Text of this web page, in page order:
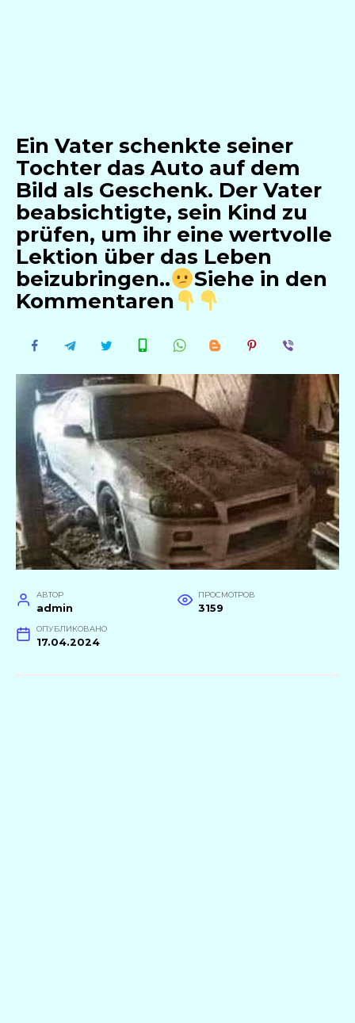
Ein Vater schenkte seiner
Tochter das Auto auf dem
Bild als Geschenk. Der Vater
beabsichtigte, sein Kind zu
prüfen, um ihr eine wertvolle
Lektion über das Leben
beizubringen..
Siehe in den
Kommentaren
АВТОР
admin
ПРОСМОТРОВ
3159
ОПУБЛИКОВАНО
17.04.2024